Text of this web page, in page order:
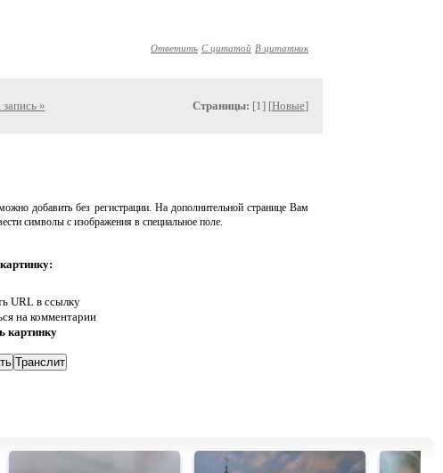
Ответить С цитатой В цитатник
» Страницы: [1] [Новые]
добавить без регистрации. На дополнительной странице Вам
символы с изображения в специальное поле.
URL в ссылку
на комментарии
картинку